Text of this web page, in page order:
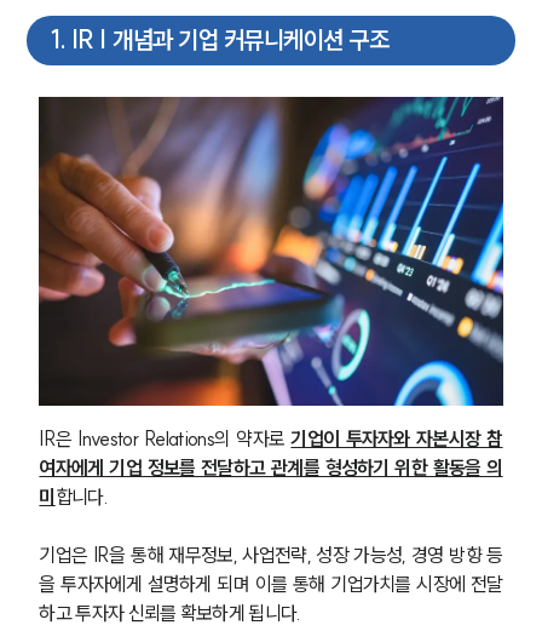
1 . IR | 개념과 기업 커뮤니케이션 구조
IR은 Investor Relations의 약자로 기업이 투자자와 자본시장 참
여자에게 기업 정보를 전달하고 관계를 형성하기 위한 활동을 의
미합니다.
기업은 IR을 통해 재무정보, 사업전략, 성장 가능성, 경영 방향 등
을 투자자에게 설명하게 되며 이를 통해 기업가치를 시장에 전달
하고 투자자 신뢰를 확보하게 됩니다.